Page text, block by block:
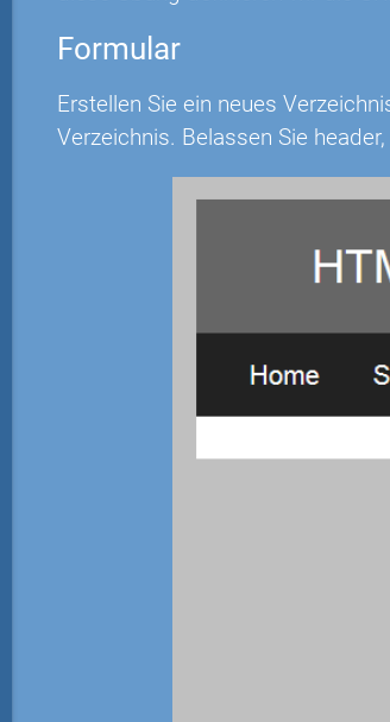
Formular
Erstellen Sie ein neues
Verzeichnis. Belassen Sie